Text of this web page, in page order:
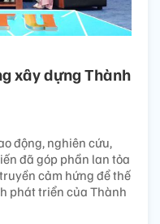
xây dựng Thành
động, nghiên cứu,
đã góp phần lan tỏa
cảm hứng để thế
phát triển của Thành